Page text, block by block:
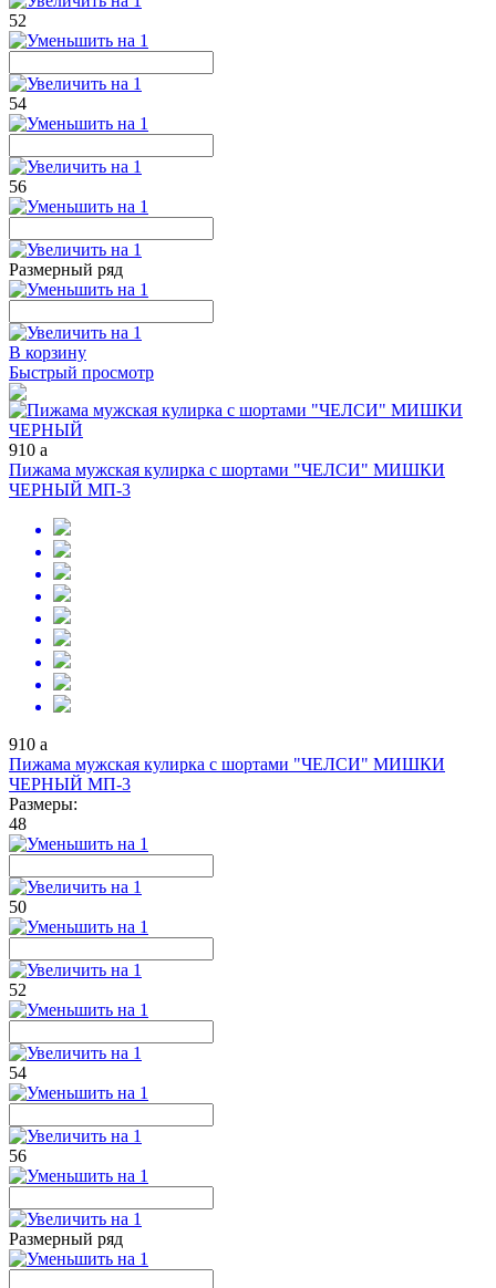
52
54
56
Размерный ряд
В корзину
Быстрый просмотр
910 a
Пижама мужская кулирка с шортами "ЧЕЛСИ" МИШКИ
ЧЕРНЫЙ МП-3
910 a
Пижама мужская кулирка с шортами "ЧЕЛСИ" МИШКИ
ЧЕРНЫЙ МП-3
Размеры:
48
50
52
54
56
Размерный ряд